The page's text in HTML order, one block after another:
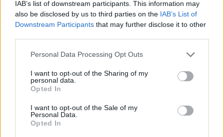
IAB’s list of downstream participants. This information may
also be disclosed by us to third parties on the IAB’s List of
Downstream Participants that may further disclose it to other
Personal Data Processing Opt Outs
I want to opt-out of the Sharing of my
personal data.
Opted In
I want to opt-out of the Sale of my
Personal Data.
Opted In
Edellinen artikkeli
Taklaus jysähti suoraan
Åsten lensi ulos, Ville Peltonen
raivostui tuomiosta
Seuraava artikkeli
Mistä jääkiekon fanikulttuuri
LIITTYVÄT ARTIKKELIT